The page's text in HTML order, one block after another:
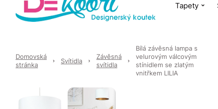
Tapety
Domovská
stránka
Svítidla
Závěsná
svítidla
Bílá závěsná lampa s
velurovým válcovým
stínidlem se zlatým
vnitřkem LILIA